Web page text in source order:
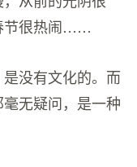
节很热闹……
没有文化的。而
无疑问，是一种